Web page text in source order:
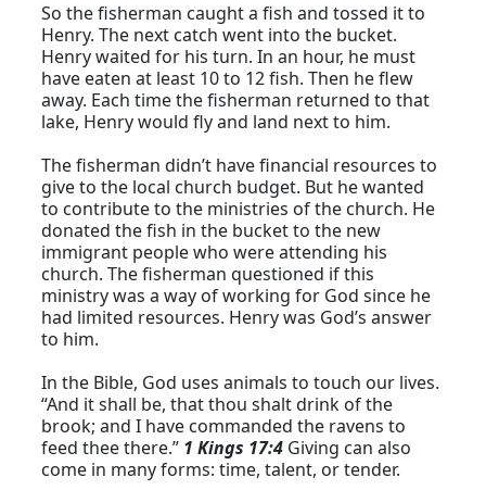
So the fisherman caught a fish and tossed it to
Henry. The next catch went into the bucket.
Henry waited for his turn. In an hour, he must
have eaten at least 10 to 12 fish. Then he flew
away. Each time the fisherman returned to that
lake, Henry would fly and land next to him.
The fisherman didn’t have financial resources to
give to the local church budget. But he wanted
to contribute to the ministries of the church. He
donated the fish in the bucket to the new
immigrant people who were attending his
church. The fisherman questioned if this
ministry was a way of working for God since he
had limited resources. Henry was God’s answer
to him.
In the Bible, God uses animals to touch our lives.
“And it shall be, that thou shalt drink of the
brook; and I have commanded the ravens to
feed thee there.” 1 Kings 17:4 Giving can also
come in many forms: time, talent, or tender.